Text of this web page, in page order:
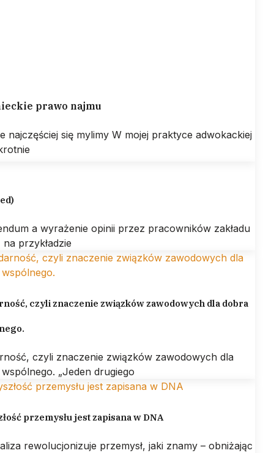
prawo najmu
najczęściej się mylimy W mojej praktyce adwokackiej
a wyrażenie opinii przez pracowników zakładu
przykładzie
czyli znaczenie związków zawodowych dla dobra
czyli znaczenie związków zawodowych dla
„Jeden drugiego
przemysłu jest zapisana w DNA
rewolucjonizuje przemysł, jaki znamy – obniżając